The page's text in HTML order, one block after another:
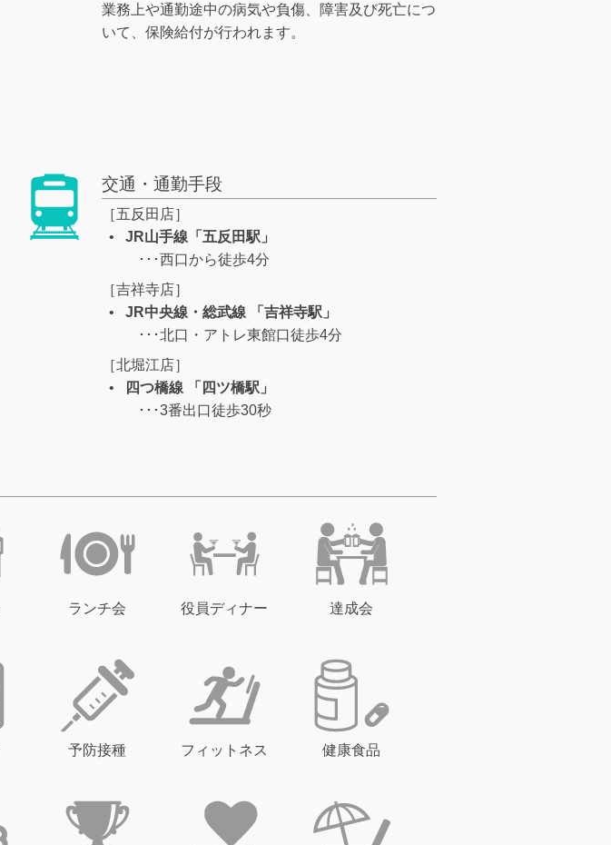
業務上や通勤途中の病気や負傷、障害及び死亡につ
いて、保険給付が行われます。
交通・通勤手段
［五反田店］
JR山手線「五反田駅」
･･･西口から徒歩4分
［吉祥寺店］
JR中央線・総武線 「吉祥寺駅」
･･･北口・アトレ東館口徒歩4分
［北堀江店］
四つ橋線 「四ツ橋駅」
･･･3番出口徒歩30秒
ランチ会 役員ディナー 達成会
予防接種 フィットネス 健康食品